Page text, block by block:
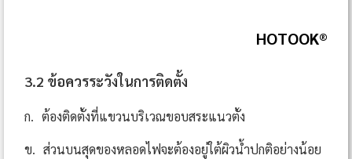
HOTOOK®
3.2 ข้อควรระวังในการติดตั้ง
ก. ต้องติดตั้งที่แขวนบริเวณขอบสระแนวตั้ง
ข. ส่วนบนสุดของหลอดไฟจะต้องอยู่ใต้ผิวน้ำปกติอย่างน้อย